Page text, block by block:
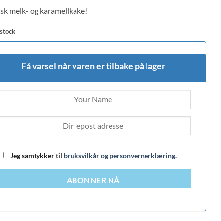
melk- og karamellkake!
Få varsel når varen er tilbake på lager
Jeg samtykker til bruksvilkår og personvernerklæring.
ABONNER NÅ